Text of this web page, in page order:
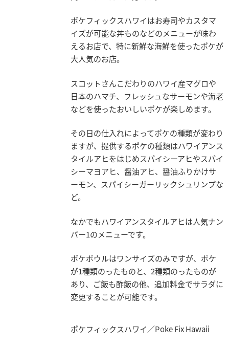
ポケフィックスハワイはお寿司やカスタマ
イズが可能な丼ものなどのメニューが味わ
えるお店で、特に新鮮な海鮮を使ったポケが
大人気のお店。
スコットさんこだわりのハワイ産マグロや
日本のハマチ、フレッシュなサーモンや海老
などを使ったおいしいポケが楽しめます。
その日の仕入れによってポケの種類が変わり
ますが、提供するポケの種類はハワイアンス
タイルアヒをはじめスパイシーアヒやスパイ
シーマヨアヒ、醤油アヒ、醤油ふりかけサ
ーモン、スパイシーガーリックシュリンプな
ど。
なかでもハワイアンスタイルアヒは人気ナン
バー1のメニューです。
ポケボウルはワンサイズのみですが、ポケ
が1種類のったものと、2種類のったものが
あり、ご飯も酢飯の他、追加料金でサラダに
変更することが可能です。
ポケフィックスハワイ／Poke Fix Hawaii